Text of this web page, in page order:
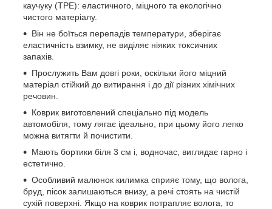
каучуку (ТРЕ): еластичного, міцного та екологічно
чистого матеріалу.
Він не боїться перепадів температури, зберігає
еластичність взимку, не виділяє ніяких токсичних
запахів.
Прослужить Вам довгі роки, оскільки його міцний
матеріал стійкий до витирання і до дії різних хімічних
речовин.
Коврик виготовлений спеціально під модель
автомобіля, тому лягає ідеально, при цьому його легко
можна витягти й почистити.
Мають бортики біля 3 см і, водночас, виглядає гарно і
естетично.
Особливий малюнок килимка сприяє тому, що волога,
бруд, пісок залишаються внизу, а речі стоять на чистій
сухій поверхні. Якщо на коврик потрапляє волога, то